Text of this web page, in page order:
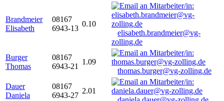
Brandmeier
Elisabeth
08167
6943-13
0.10
elisabeth.brandmeier@vg-
zolling.de
Burger
Thomas
08167
6943-21
1.09
thomas.burger@vg-zolling.de
Dauer
Daniela
08167
6943-27
2.01